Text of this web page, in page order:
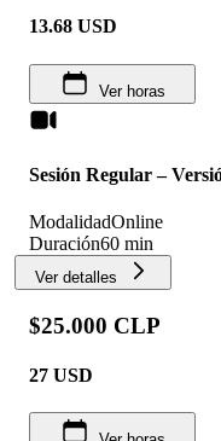
13.68 USD
Ver horas
Sesión Regular –
ModalidadOnline
Duración60 min
Ver detalles
$25.000 CLP
27 USD